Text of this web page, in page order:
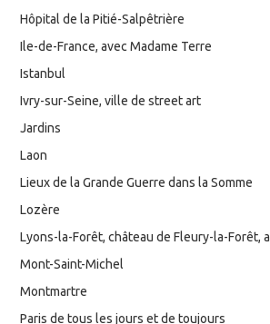
Hôpital de la Pitié-Salpêtrière
Ile-de-France, avec Madame Terre
Istanbul
Ivry-sur-Seine, ville de street art
Jardins
Laon
Lieux de la Grande Guerre dans la Somme
Lozère
Lyons-la-Forêt, château de Fleury-la-Forêt,
Mont-Saint-Michel
Montmartre
Paris de tous les jours et de toujours